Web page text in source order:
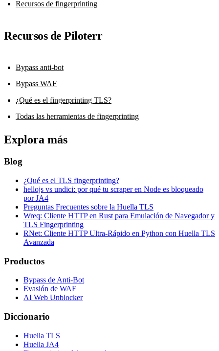
Recursos de fingerprinting
Recursos de Piloterr
Bypass anti-bot
Bypass WAF
¿Qué es el fingerprinting TLS?
Todas las herramientas de fingerprinting
Explora más
Blog
¿Qué es el TLS fingerprinting?
hellojs vs undici: por qué tu scraper en Node es bloqueado
por JA4
Preguntas Frecuentes sobre la Huella TLS
Wreq: Cliente HTTP en Rust para Emulación de Navegador y
TLS Fingerprinting
RNet: Cliente HTTP Ultra-Rápido en Python con Huella TLS
Avanzada
Productos
Bypass de Anti-Bot
Evasión de WAF
AI Web Unblocker
Diccionario
Huella TLS
Huella JA4